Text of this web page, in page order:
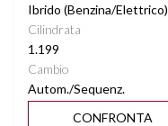
Ibrido (Benzina/Elettrico)
Cilindrata
1.199
Cambio
Autom./Sequenz.
CONFRONTA